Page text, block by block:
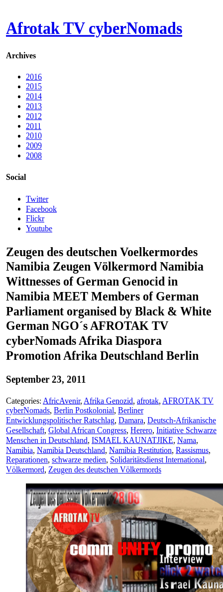
Afrotak TV cyberNomads
Archives
2016
2015
2014
2013
2012
2011
2010
2009
2008
Social
Twitter
Facebook
Flickr
Youtube
Zeugen des deutschen Voelkermordes
Namibia Zeugen Völkermord Namibia
Wittnesses of German Genocid in
Namibia MEET Members of German
Parliament organised by Black & White
German NGO´s AFROTAK TV
cyberNomads Afrika Diaspora
Promotion Afrika Deutschland Berlin
September 23, 2011
Categories: AfricAvenir, Afrika Genozid, afrotak, AFROTAK TV
cyberNomads, Berlin Postkolonial, Berliner
Entwicklungspolitischer Ratschlag, Damara, Deutsch-Afrikanische
Gesellschaft, Global African Congress, Herero, Initiative Schwarze
Menschen in Deutschland, ISMAEL KAUNATJIKE, Nama,
Namibia, Namibia Deutschland, Namibia Restitution, Rassismus,
Reparationen, schwarze medien, Solidaritätsdienst International,
Völkermord, Zeugen des deutschen Völkermords